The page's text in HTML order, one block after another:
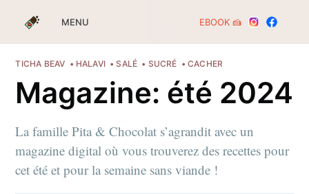
MENU EBOOK 🍰
TICHA BEAV HALAVI SALÉ SUCRÉ CACHER
Magazine: été 2024
La famille Pita & Chocolat s’agrandit avec un
magazine digital où vous trouverez des recettes pour
cet été et pour la semaine sans viande !